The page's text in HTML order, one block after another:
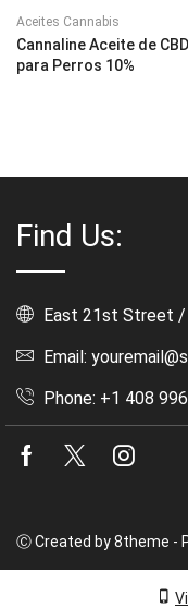
Aceites Cannabis
Cannaline Aceite de CBD
para Perros 10%
Find Us:
East 21st Street /
Email:
Phone: +1 408
Facebook
Twitter
Ⓒ Created by 8theme -